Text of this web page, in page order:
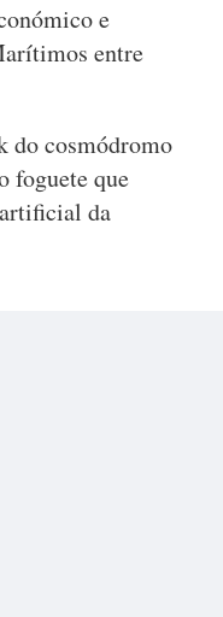
e
entre
do cosmódromo
foguete que
da